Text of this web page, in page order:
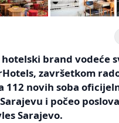
brand vodeće
završetkom
112 novih soba
i počeo
Sarajevo.